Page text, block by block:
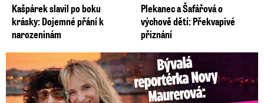
Kašpárek slavil po boku
krásky: Dojemné přání k
narozeninám
Plekanec a Šafářová o
výchově dětí: Překvapivé
přiznání
Bývalá reportérka Novy Maurerová: Neustálý boj o lásku s ...